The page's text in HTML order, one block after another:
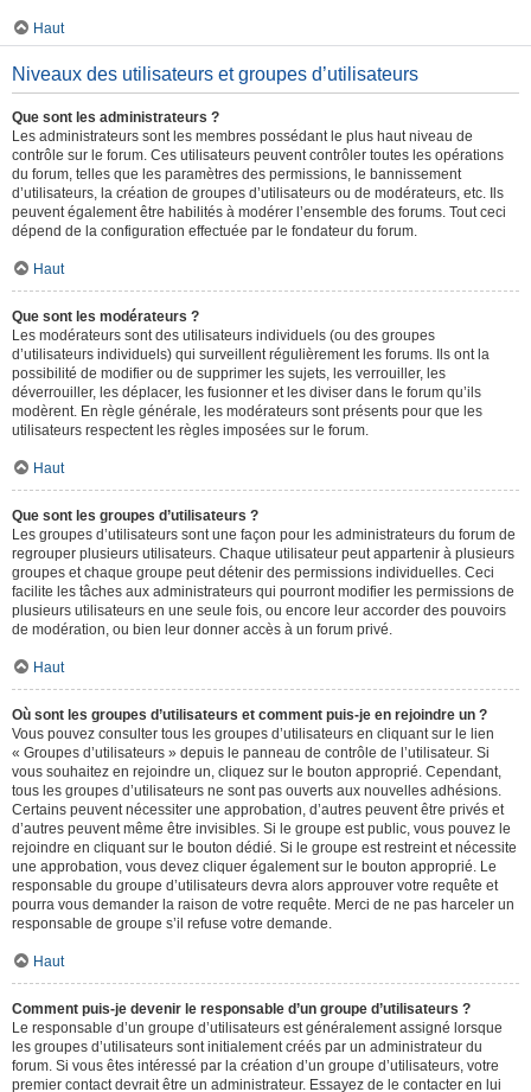
Haut
Niveaux des utilisateurs et groupes d’utilisateurs
Que sont les administrateurs ?
Les administrateurs sont les membres possédant le plus haut niveau de
contrôle sur le forum. Ces utilisateurs peuvent contrôler toutes les opérations
du forum, telles que les paramètres des permissions, le bannissement
d’utilisateurs, la création de groupes d’utilisateurs ou de modérateurs, etc. Ils
peuvent également être habilités à modérer l’ensemble des forums. Tout ceci
dépend de la configuration effectuée par le fondateur du forum.
Haut
Que sont les modérateurs ?
Les modérateurs sont des utilisateurs individuels (ou des groupes
d’utilisateurs individuels) qui surveillent régulièrement les forums. Ils ont la
possibilité de modifier ou de supprimer les sujets, les verrouiller, les
déverrouiller, les déplacer, les fusionner et les diviser dans le forum qu’ils
modèrent. En règle générale, les modérateurs sont présents pour que les
utilisateurs respectent les règles imposées sur le forum.
Haut
Que sont les groupes d’utilisateurs ?
Les groupes d’utilisateurs sont une façon pour les administrateurs du forum de
regrouper plusieurs utilisateurs. Chaque utilisateur peut appartenir à plusieurs
groupes et chaque groupe peut détenir des permissions individuelles. Ceci
facilite les tâches aux administrateurs qui pourront modifier les permissions de
plusieurs utilisateurs en une seule fois, ou encore leur accorder des pouvoirs
de modération, ou bien leur donner accès à un forum privé.
Haut
Où sont les groupes d’utilisateurs et comment puis-je en rejoindre un ?
Vous pouvez consulter tous les groupes d’utilisateurs en cliquant sur le lien
« Groupes d’utilisateurs » depuis le panneau de contrôle de l’utilisateur. Si
vous souhaitez en rejoindre un, cliquez sur le bouton approprié. Cependant,
tous les groupes d’utilisateurs ne sont pas ouverts aux nouvelles adhésions.
Certains peuvent nécessiter une approbation, d’autres peuvent être privés et
d’autres peuvent même être invisibles. Si le groupe est public, vous pouvez le
rejoindre en cliquant sur le bouton dédié. Si le groupe est restreint et nécessite
une approbation, vous devez cliquer également sur le bouton approprié. Le
responsable du groupe d’utilisateurs devra alors approuver votre requête et
pourra vous demander la raison de votre requête. Merci de ne pas harceler un
responsable de groupe s’il refuse votre demande.
Haut
Comment puis-je devenir le responsable d’un groupe d’utilisateurs ?
Le responsable d’un groupe d’utilisateurs est généralement assigné lorsque
les groupes d’utilisateurs sont initialement créés par un administrateur du
forum. Si vous êtes intéressé par la création d’un groupe d’utilisateurs, votre
premier contact devrait être un administrateur. Essayez de le contacter en lui